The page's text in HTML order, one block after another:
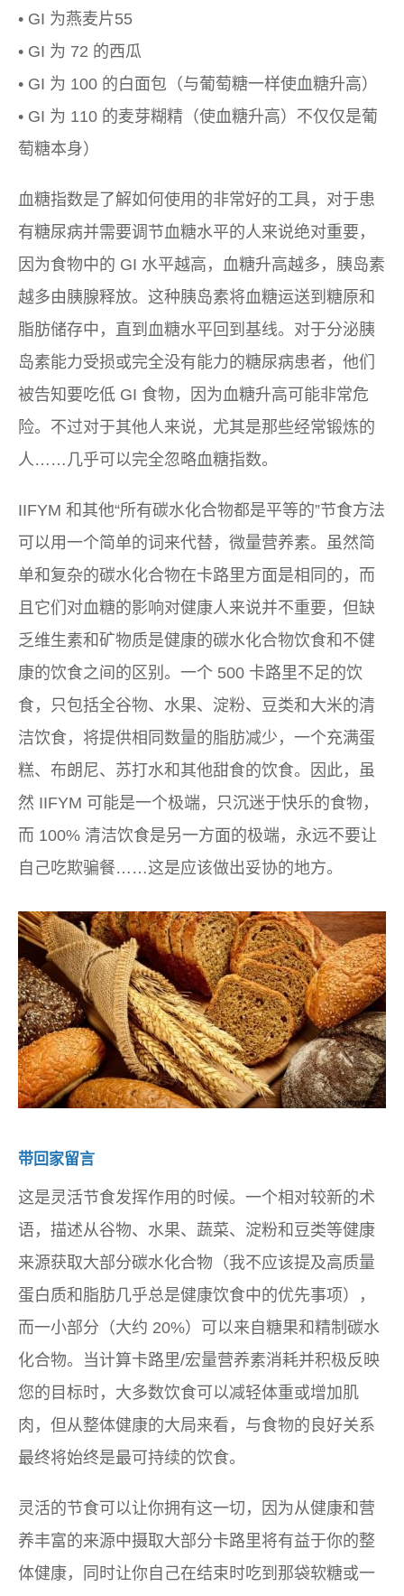
• GI 为燕麦片55
• GI 为 72 的西瓜
• GI 为 100 的白面包（与葡萄糖一样使血糖升高）
• GI 为 110 的麦芽糊精（使血糖升高）不仅仅是葡
萄糖本身）
血糖指数是了解如何使用的非常好的工具，对于患
有糖尿病并需要调节血糖水平的人来说绝对重要，
因为食物中的 GI 水平越高，血糖升高越多，胰岛素
越多由胰腺释放。这种胰岛素将血糖运送到糖原和
脂肪储存中，直到血糖水平回到基线。对于分泌胰
岛素能力受损或完全没有能力的糖尿病患者，他们
被告知要吃低 GI 食物，因为血糖升高可能非常危
险。不过对于其他人来说，尤其是那些经常锻炼的
人……几乎可以完全忽略血糖指数。
IIFYM 和其他“所有碳水化合物都是平等的”节食方法
可以用一个简单的词来代替，微量营养素。虽然简
单和复杂的碳水化合物在卡路里方面是相同的，而
且它们对血糖的影响对健康人​​来说并不重要，但缺
乏维生素和矿物质是健康的碳水化合物饮食和不健
康的饮食之间的区别。一个 500 卡路里不足的饮
食，只包括全谷物、水果、淀粉、豆类和大米的清
洁饮食，将提供相同数量的脂肪减少，一个充满蛋
糕、布朗尼、苏打水和其他甜食的饮食。因此，虽
然 IIFYM 可能是一个极端，只沉迷于快乐的食物，
而 100% 清洁饮食是另一方面的极端，永远不要让
自己吃欺骗餐……这是应该做出妥协的地方。
带回家留言
这是灵活节食发挥作用的时候。一个相对较新的术
语，描述从谷物、水果、蔬菜、淀粉和豆类等健康
来源获取大部分碳水化合物（我不应该提及高质量
蛋白质和脂肪几乎总是健康饮食中的优先事项），
而一小部分（大约 20%）可以来自糖果和精制碳水
化合物。当计算卡路里/宏量营养素消耗并积极反映
您的目标时，大多数饮食可以减轻体重或增加肌
肉，但从整体健康的大局来看，与食物的良好关系
最终将始终是最可持续的饮食。
灵活的节食可以让你拥有这一切，因为从健康和营
养丰富的来源中摄取大部分卡路里将有益于你的整
体健康，同时让你自己在结束时吃到那袋软糖或一